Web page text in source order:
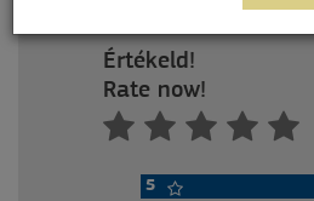
Ár: 46.000 HUF
Értékeld!
Rate now!
5